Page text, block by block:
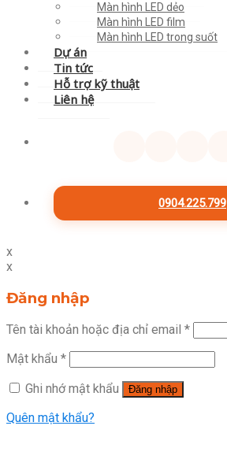
Màn hình LED dẻo
Màn hình LED film
Màn hình LED trong suốt
Dự án
Tin tức
Hỗ trợ kỹ thuật
Liên hệ
0904.225.799
x
x
Đăng nhập
Tên tài khoản hoặc địa chỉ email *
Mật khẩu *
Ghi nhớ mật khẩu
Đăng nhập
Quên mật khẩu?